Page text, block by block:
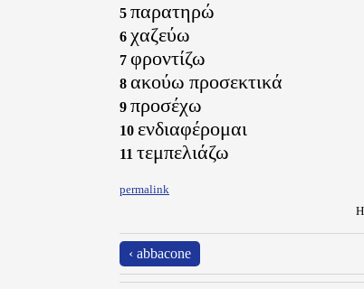
5 παρατηρώ
6 χαζεύω
7 φροντίζω
8 ακούω προσεκτικά
9 προσέχω
10 ενδιαφέρομαι
11 τεμπελιάζω
permalink
‹ abbacone